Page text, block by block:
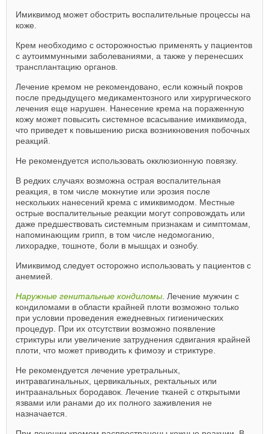
Имиквимод может обострить воспалительные процессы на
коже.
Крем необходимо с осторожностью применять у пациентов
с аутоиммунными заболеваниями, а также у перенесших
трансплантацию органов.
Лечение кремом не рекомендовано, если кожный покров
после предыдущего медикаментозного или хирургического
лечения еще нарушен. Нанесение крема на пораженную
кожу может повысить системное всасывание имиквимода,
что приведет к повышению риска возникновения побочных
реакций.
Не рекомендуется использовать окклюзионную повязку.
В редких случаях возможна острая воспалительная
реакция, в том числе мокнутие или эрозия после
нескольких нанесений крема с имиквимодом. Местные
острые воспалительные реакции могут сопровождать или
даже предшествовать системным признакам и симптомам,
напоминающим грипп, в том числе недомоганию,
лихорадке, тошноте, боли в мышцах и ознобу.
Имиквимод следует осторожно использовать у пациентов с
анемией.
Наружные генитальные кондиломы . Лечение мужчин с
кондиломами в области крайней плоти возможно только
при условии проведения ежедневных гигиенических
процедур. При их отсутствии возможно появление
стриктуры или увеличение затруднения сдвигания крайней
плоти, что может приводить к фимозу и стриктуре.
Не рекомендуется лечение уретральных,
интравагинальных, цервикальных, ректальных или
интраанальных бородавок. Лечение тканей с открытыми
язвами или ранами до их полного заживления не
назначается.